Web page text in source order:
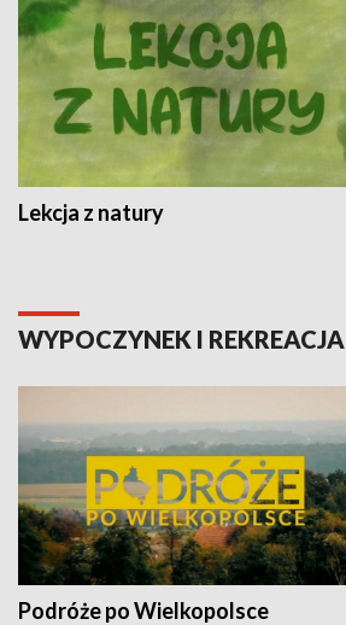
Lekcja z natury
WYPOCZYNEK I REKREACJA
Podróże po Wielkopolsce